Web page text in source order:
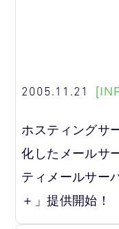
2005.11.21
ホスティングサ
化したメールサ
ティメールサー
＋」提供開始！